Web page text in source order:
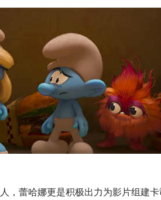
，蕾哈娜更是积极出力为影片组建